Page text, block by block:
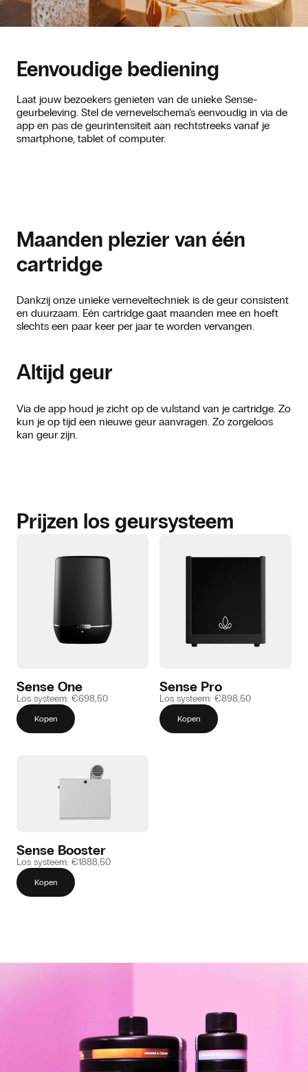
Eenvoudige bediening
Laat jouw bezoekers genieten van de unieke Sense-
geurbeleving. Stel de vernevelschema’s eenvoudig in via de
app en pas de geurintensiteit aan rechtstreeks vanaf je
smartphone, tablet of computer.
Maanden plezier van één
cartridge
Dankzij onze unieke verneveltechniek is de geur consistent
en duurzaam. Eén cartridge gaat maanden mee en hoeft
slechts een paar keer per jaar te worden vervangen.
Altijd geur
Via de app houd je zicht op de vulstand van je cartridge. Zo
kun je op tijd een nieuwe geur aanvragen. Zo zorgeloos
kan geur zijn.
Prijzen los geursysteem
Sense One
Los systeem: €698,50
Kopen
Sense Pro
Los systeem: €898,50
Kopen
Sense Booster
Los systeem: €1888,50
Kopen